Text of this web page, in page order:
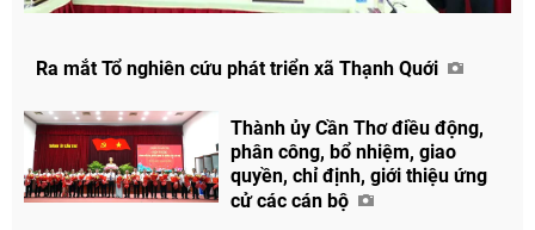
Ra mắt Tổ nghiên cứu phát triển xã Thạnh Quới
Thành ủy Cần Thơ điều động,
phân công, bổ nhiệm, giao
quyền, chỉ định, giới thiệu ứng
cử các cán bộ